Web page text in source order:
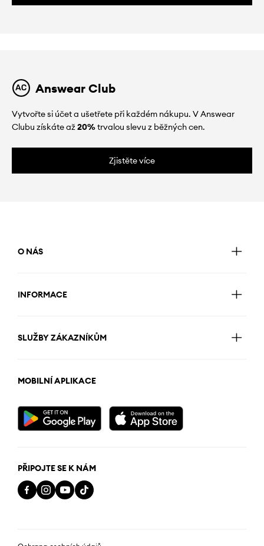
Answear Club
Vytvořte si účet a ušetřete při každém nákupu. V Answear
Clubu získáte až20%trvalou slevu z běžných cen.
Zjistěte více
O NÁS
INFORMACE
SLUŽBY ZÁKAZNÍKŮM
MOBILNÍ APLIKACE
PŘIPOJTE SE K NÁM